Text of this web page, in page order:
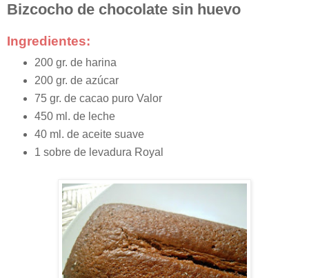
Bizcocho de chocolate sin huevo
Ingredientes:
200 gr. de harina
200 gr. de azúcar
75 gr. de cacao puro Valor
450 ml. de leche
40 ml. de aceite suave
1 sobre de levadura Royal